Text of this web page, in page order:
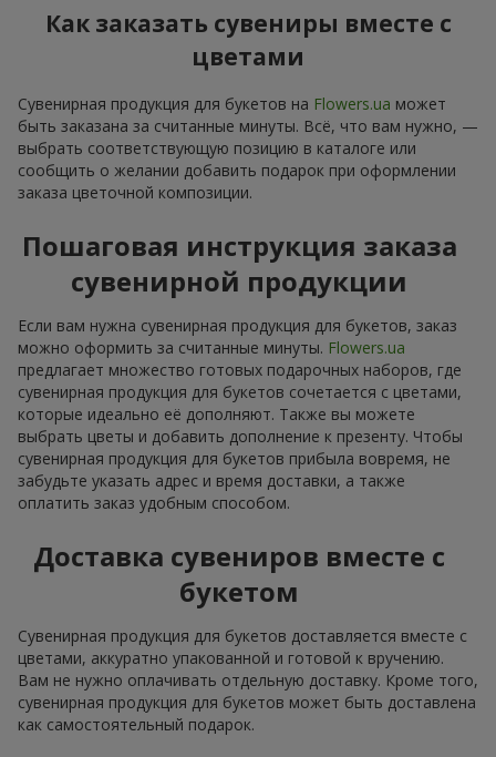
Как заказать сувениры вместе с
цветами
Сувенирная продукция для букетов на Flowers.ua может
быть заказана за считанные минуты. Всё, что вам нужно, —
выбрать соответствующую позицию в каталоге или
сообщить о желании добавить подарок при оформлении
заказа цветочной композиции.
Пошаговая инструкция заказа
сувенирной продукции
Если вам нужна сувенирная продукция для букетов, заказ
можно оформить за считанные минуты. Flowers.ua
предлагает множество готовых подарочных наборов, где
сувенирная продукция для букетов сочетается с цветами,
которые идеально её дополняют. Также вы можете
выбрать цветы и добавить дополнение к презенту. Чтобы
сувенирная продукция для букетов прибыла вовремя, не
забудьте указать адрес и время доставки, а также
оплатить заказ удобным способом.
Доставка сувениров вместе с
букетом
Сувенирная продукция для букетов доставляется вместе с
цветами, аккуратно упакованной и готовой к вручению.
Вам не нужно оплачивать отдельную доставку. Кроме того,
сувенирная продукция для букетов может быть доставлена
как самостоятельный подарок.